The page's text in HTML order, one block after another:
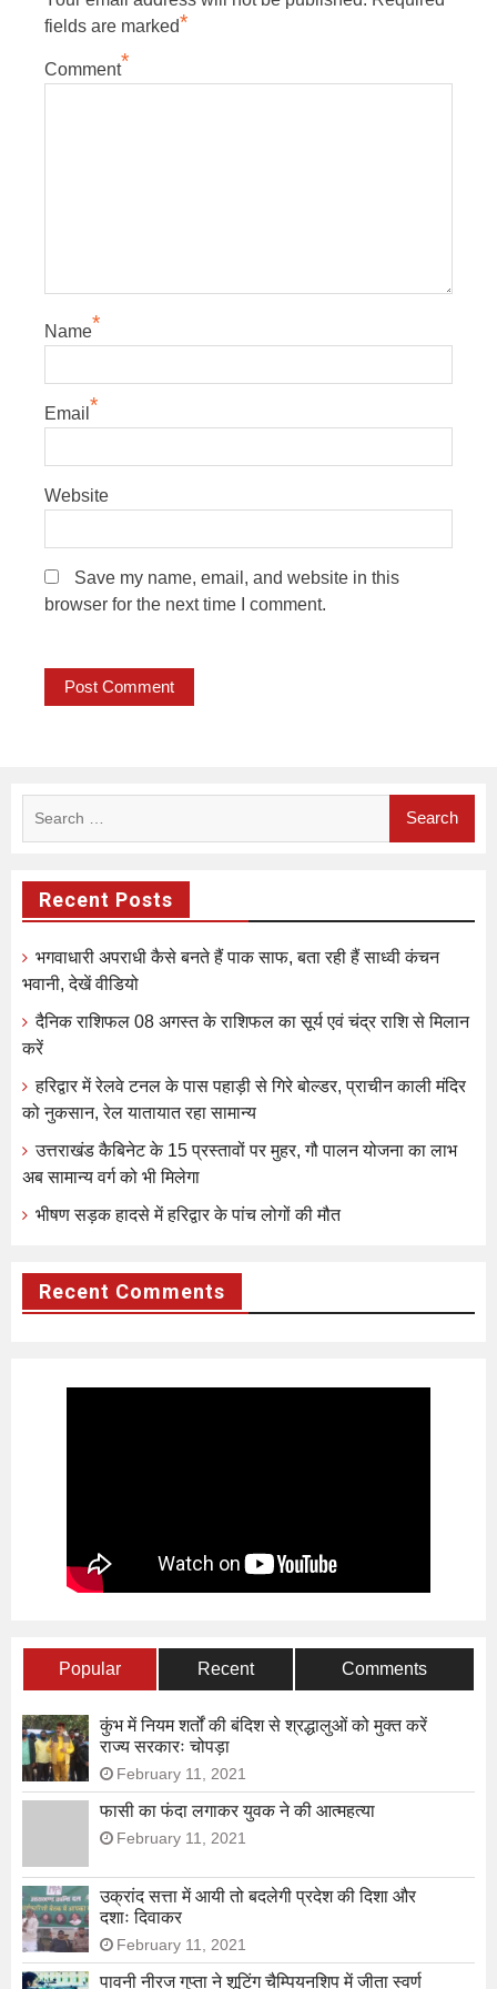
fields are marked*
Comment*
Name*
Email *
Website
Save my name, email, and website in this
browser for the next time I comment.
Recent Posts
भगवाधारी अपराधी कैसे बनते हैं पाक साफ, बता रही हैं साध्वी कंचन
भवानी, देखें वीडियो
दैनिक राशिफल 08 अगस्त के राशिफल का सूर्य एवं चंद्र राशि से मिलान
करें
हरिद्वार में रेलवे टनल के पास पहाड़ी से गिरे बोल्डर, प्राचीन काली मंदिर
को नुकसान, रेल यातायात रहा सामान्य
उत्तराखंड कैबिनेट के 15 प्रस्तावों पर मुहर, गौ पालन योजना का लाभ
अब सामान्य वर्ग को भी मिलेगा
भीषण सड़क हादसे में हरिद्वार के पांच लोगों की मौत
Recent Comments
Popular Recent Comments
कुंभ में नियम शर्तों की बंदिश से श्रद्धालुओं को मुक्त करें
राज्य सरकारः चोपड़ा
February 11, 2021
फासी का फंदा लगाकर युवक ने की आत्महत्या
February 11, 2021
उक्रांद सत्ता में आयी तो बदलेगी प्रदेश की दिशा और
दशाः दिवाकर
February 11, 2021
पावनी नीरज गुप्ता ने शूटिंग चैम्पियनशिप में जीता स्वर्ण